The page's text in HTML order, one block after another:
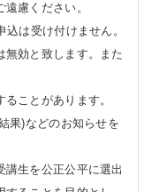
慮ください。
は受け付けません。
無効と致します。また
ことがあります。
果)などのお知らせを
講生を公正公平に選出